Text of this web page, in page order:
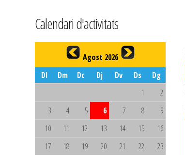
Calendari d'activitats
Agost 2026
Dl
Dm Dc Dj Dv Ds
Dg
1
2
3
4 5 6 7 8
9
10
11 12 13 14 15
16
17
18 19 20 21 22
23